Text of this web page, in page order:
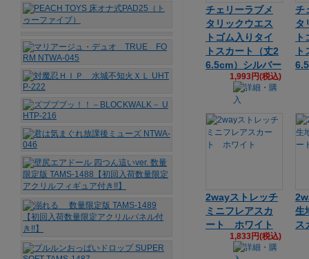
チェリーラブメ
タリックウエス
トゴム入りタイ
トスカート（丈2
6.5cm）シルバー
1,993円(税込)
チ
タ
2wayストレッチ
ミニフレアスカ
ート ホワイト
1,833円(税込)
生
ス